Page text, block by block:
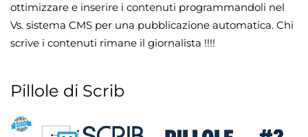
ottimizzare e inserire i contenuti programmandoli nel
Vs. sistema CMS per una pubblicazione automatica. Chi
scrive i contenuti rimane il giornalista !!!!
Pillole di Scrib